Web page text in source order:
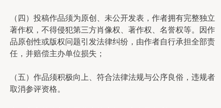
（四）投稿作品须为原创、未公开发表，作者拥有完整独立
著作权，不得侵犯第三方肖像权、著作权、名誉权等。因作
品原创性或版权问题引发法律纠纷，由作者自行承担全部责
任，并赔偿主办单位损失；
（五）作品须积极向上、符合法律法规与公序良俗，违规者
取消参评资格。